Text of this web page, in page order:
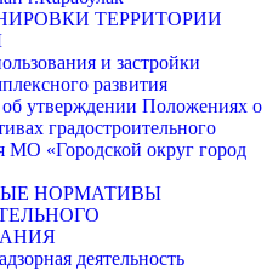
ТЕРРИТОРИИ
и застройки
развития
утверждении Положениях о
градостроительного
МО «Городской округ город
НОРМАТИВЫ
деятельность